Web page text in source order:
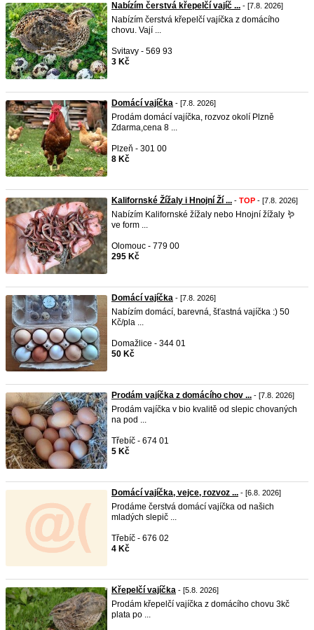
Nabízím čerstvá křepelčí vajíč ... - [7.8. 2026]
Nabízím čerstvá křepelčí vajíčka z domácího
chovu. Vají ...
Svitavy - 569 93
3 Kč
Domácí vajíčka - [7.8. 2026]
Prodám domácí vajíčka, rozvoz okolí Plzně
Zdarma,cena 8 ...
Plzeň - 301 00
8 Kč
Kalifornské Žížaly i Hnojní Ží ... - TOP - [7.8. 2026]
Nabízím Kalifornské žížaly nebo Hnojní žížaly 🪱
ve form ...
Olomouc - 779 00
295 Kč
Domácí vajíčka - [7.8. 2026]
Nabízím domácí, barevná, šťastná vajíčka :) 50
Kč/pla ...
Domažlice - 344 01
50 Kč
Prodám vajíčka z domácího chov ... - [7.8. 2026]
Prodám vajíčka v bio kvalitě od slepic chovaných
na pod ...
Třebíč - 674 01
5 Kč
Domácí vajíčka, vejce, rozvoz ... - [6.8. 2026]
Prodáme čerstvá domácí vajíčka od našich
mladých slepič ...
Třebíč - 676 02
4 Kč
Křepelčí vajíčka - [5.8. 2026]
Prodám křepelčí vajíčka z domácího chovu 3kč
plata po ...